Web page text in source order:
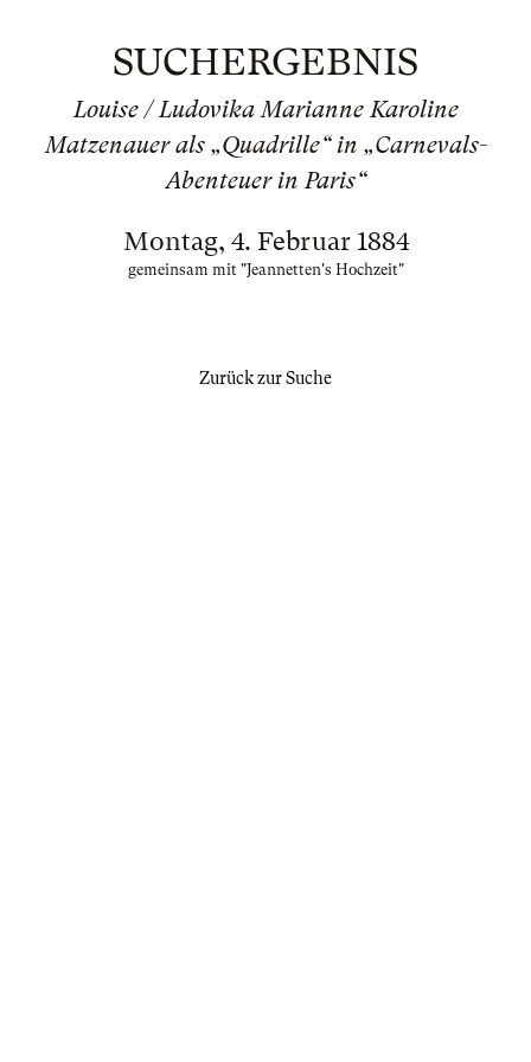
SUCHERGEBNIS
Louise / Ludovika Marianne Karoline
Matzenauer als „Quadrille“ in „Carnevals-
Abenteuer in Paris“
Montag, 4. Februar 1884
gemeinsam mit "Jeannetten's Hochzeit"
Zurück zur Suche